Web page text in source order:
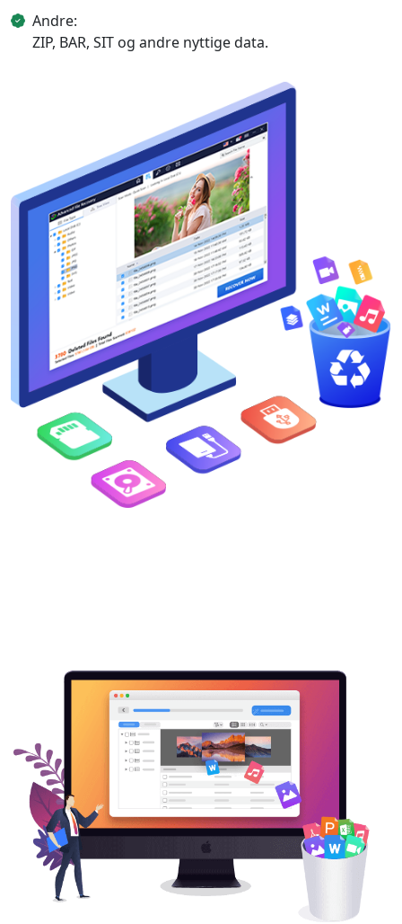
Andre:
ZIP, BAR, SIT og andre nyttige data.
Language Switch
English Nederlands
日本
Español
Português
Deutsche
Français
Italiano
Norsk
Suomalainen Svenska